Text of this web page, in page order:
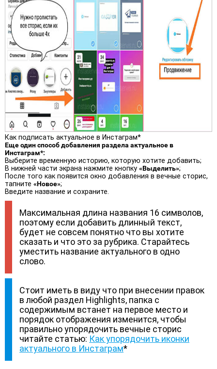
Как подписать актуальное в Инстаграм*
Еще один способ добавления раздела актуальное в
Инстаграм*:
Выберите временную историю, которую хотите добавить;
В нижней части экрана нажмите кнопку «Выделить»;
После того как появится окно добавления в вечные сторис,
тапните «Новое»;
Введите название и сохраните.
Максимальная длина названия 16 символов,
поэтому если добавить длинный текст,
будет не совсем понятно что вы хотите
сказать и что это за рубрика. Старайтесь
уместить название актуального в одно
слово.
Стоит иметь в виду что при внесении правок
в любой раздел Highlights, папка с
содержимым встанет на первое место и
порядок отображения изменится, чтобы
правильно упорядочить вечные сторис
читайте статью: Как упорядочить иконки
актуального в Инстаграм*